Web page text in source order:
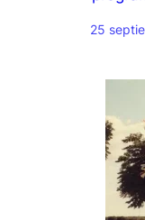
25